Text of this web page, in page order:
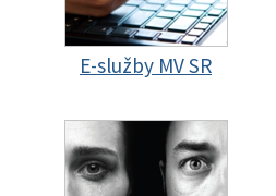
E-služby MV SR